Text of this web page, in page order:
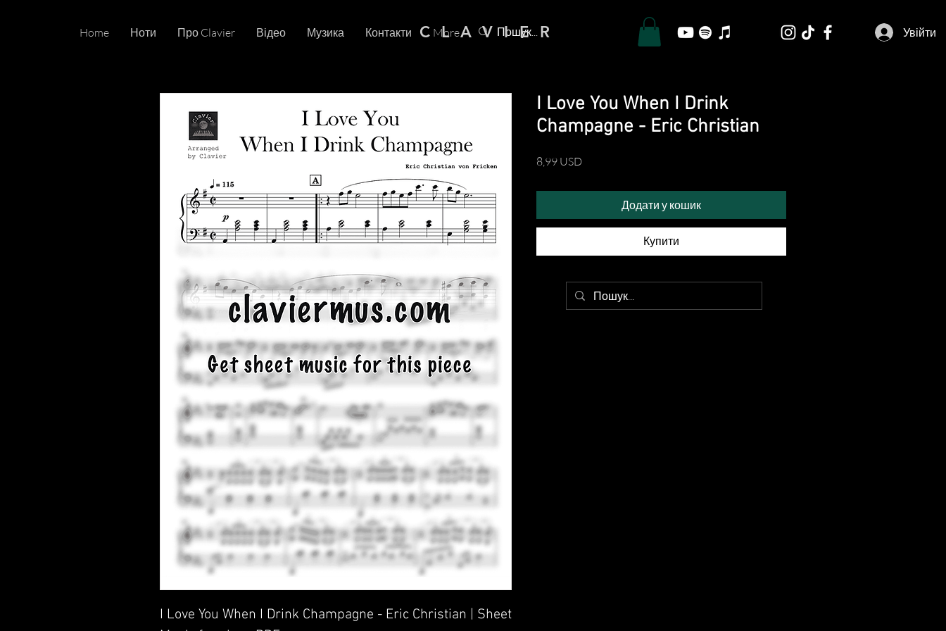
Home Ноти Про Clavier Відео Музика Контакти More Увійти
C L A V I E R
I Love You When I Drink Champagne - Eric Christian | Sheet
I Love You When I Drink
Champagne - Eric Christian
8,99 USDЦіна
Додати у кошик
Купити